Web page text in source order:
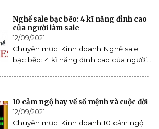
Nghề sale bạc bẽo: 4 kĩ năng đỉnh cao
của người làm sale
12/09/2021
Chuyên mục: Kinh doanh Nghề sale
bạc bẽo: 4 kĩ năng đỉnh cao của người...
10 cảm ngộ hay về số mệnh và cuộc đời
12/09/2021
Chuyên mục: Kinh doanh 10 cảm ngộ